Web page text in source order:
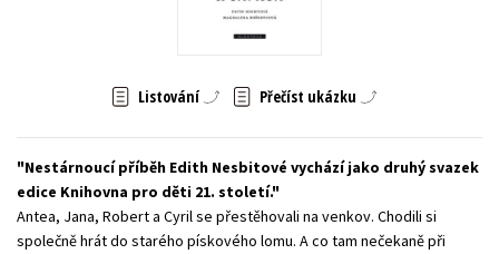
Zahraniční literatura
Všechny tituly
Listování Přečíst ukázku
Nestárnoucí příběh Edith Nesbitové vychází jako druhý svazek
edice Knihovna pro děti 21. století.
Antea, Jana, Robert a Cyril se přestěhovali na venkov. Chodili si
společně hrát do starého pískového lomu. A co tam nečekaně při